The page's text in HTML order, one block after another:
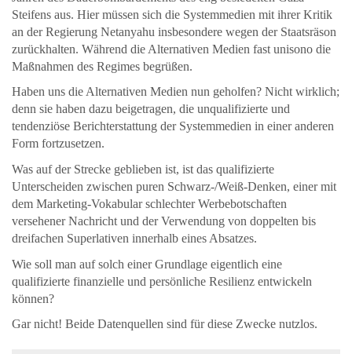
Steifens aus. Hier müssen sich die Systemmedien mit ihrer Kritik
an der Regierung Netanyahu insbesondere wegen der Staatsräson
zurückhalten. Während die Alternativen Medien fast unisono die
Maßnahmen des Regimes begrüßen.
Haben uns die Alternativen Medien nun geholfen? Nicht wirklich;
denn sie haben dazu beigetragen, die unqualifizierte und
tendenziöse Berichterstattung der Systemmedien in einer anderen
Form fortzusetzen.
Was auf der Strecke geblieben ist, ist das qualifizierte
Unterscheiden zwischen puren Schwarz-/Weiß-Denken, einer mit
dem Marketing-Vokabular schlechter Werbebotschaften
versehener Nachricht und der Verwendung von doppelten bis
dreifachen Superlativen innerhalb eines Absatzes.
Wie soll man auf solch einer Grundlage eigentlich eine
qualifizierte finanzielle und persönliche Resilienz entwickeln
können?
Gar nicht! Beide Datenquellen sind für diese Zwecke nutzlos.